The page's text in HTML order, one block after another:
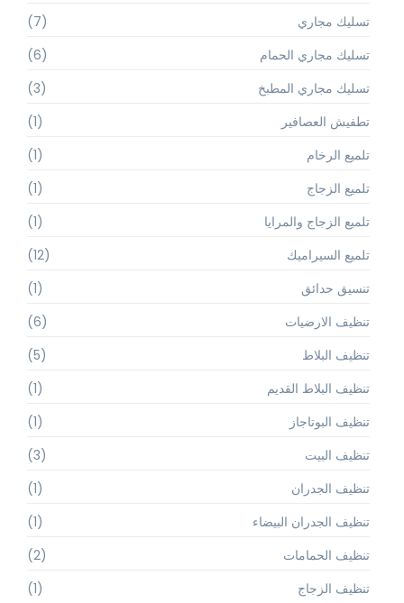
تسليك مجاري
(7)
تسليك مجاري الحمام
(6)
تسليك مجاري المطبخ
(3)
تطفيش العصافير
(1)
تلميع الرخام
(1)
تلميع الزجاج
(1)
تلميع الزجاج والمرايا
(1)
تلميع السيراميك
(12)
تنسيق حدائق
(1)
تنظيف الارضيات
(6)
تنظيف البلاط
(5)
تنظيف البلاط القديم
(1)
تنظيف البوتاجاز
(1)
تنظيف البيت
(3)
تنظيف الجدران
(1)
تنظيف الجدران البيضاء
(1)
تنظيف الحمامات
(2)
تنظيف الزجاج
(1)